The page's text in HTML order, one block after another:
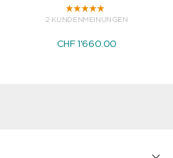
2 KUNDENMEINUNGEN
CHF 1'660.00